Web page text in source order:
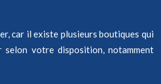
car il existe plusieurs boutiques qui
votre disposition, notamment